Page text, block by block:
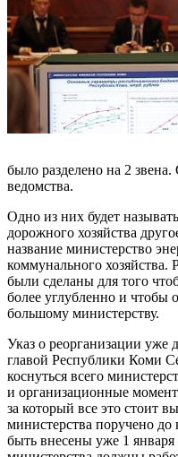
было разделено на 2
ведомства.
Одно из них будет
дорожного хозяйства
название министерство
коммунального хозяйства.
были сделаны для того
более углубленно и чтобы
большому министерству.
Указ о реорганизации уже
главой Республики Коми
коснуться всего
и организационные
за который все это стоит
министерства поручено
быть внесены уже 1 января